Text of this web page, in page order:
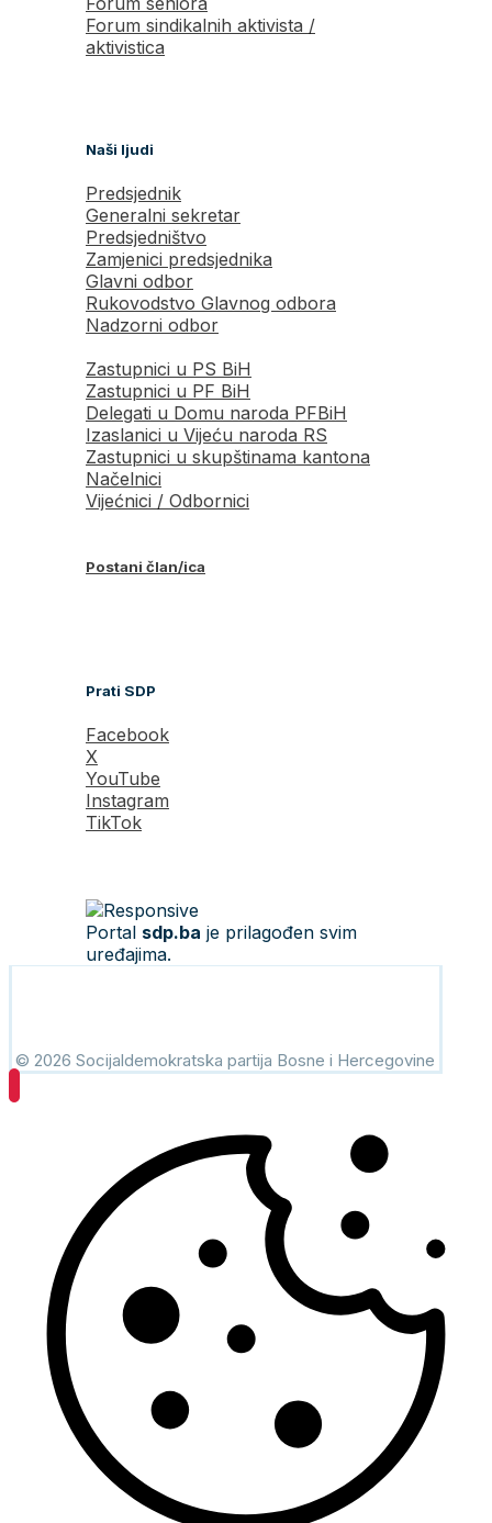
Forum sindikalnih aktivista /
aktivistica
Naši ljudi
Predsjednik
Generalni sekretar
Predsjedništvo
Zamjenici predsjednika
Glavni odbor
Rukovodstvo Glavnog odbora
Nadzorni odbor
Zastupnici u PS BiH
Zastupnici u PF BiH
Delegati u Domu naroda PFBiH
Izaslanici u Vijeću naroda RS
Zastupnici u skupštinama kantona
Načelnici
Vijećnici / Odbornici
Postani član/ica
Prati SDP
Facebook
X
YouTube
Instagram
TikTok
Portal sdp.ba je prilagođen svim
uređajima.
© 2026 Socijaldemokratska partija Bosne i Hercegovine